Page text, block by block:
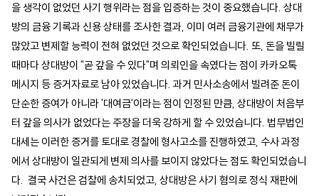
을 생각이 없었던 사기 행위라는 점을 입증하는 것이 중요했습니다. 상대
방의 금융 기록과 신용 상태를 조사한 결과, 이미 여러 금융기관에 채무가
많았고 변제할 능력이 전혀 없었던 것으로 확인되었습니다​. 또, 돈을 빌릴
때마다 상대방이 "곧 갚을 수 있다"며 의뢰인을 속였다는 점이 카카오톡
메시지 등 증거자료로 남아 있었습니다. 과거 민사소송에서 빌려준 돈이
단순한 증여가 아니라 '대여금'이라는 점이 인정된 만큼, 상대방이 처음부
터 갚을 의사가 없었다는 주장을 더욱 강하게 할 수 있었습니다​. 법무법인
대세는 이러한 증거를 토대로 경찰에 형사고소를 진행하였고, 수사 과정
에서 상대방이 일관되게 변제 의사를 보이지 않았다는 점도 확인되었습니
다.  결국 사건은 검찰에 송치되었고, 상대방은 사기 혐의로 정식 재판에